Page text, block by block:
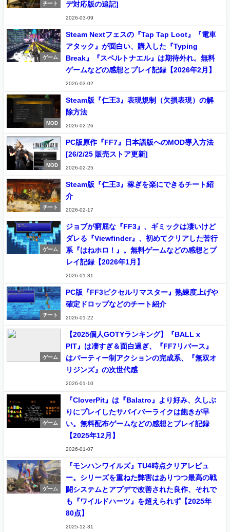
チート
デ対応版の追記]
2026-03-09
ゲーム
Steam Nextフェスの『Tap Tap Loot』『電車
アタック』が面白い、購入した『Typing
Break』『スペルトナエル』は期待外れ。無料
ゲームなどの感想とプレイ記録【2026年2月】
2026-03-02
MOD
Steam版『仁王3』表現規制（欠損表現）の解
除方法
2026-02-26
MOD
PC版原作『FF7』日本語版へのMOD導入方法
[26/2/25 販売ストア更新]
2026-02-25
チート
Steam版『仁王3』稼ぎを楽にできるチート紹
介
2026-02-17
ゲーム
ジョブが窮屈な『FF3』、ギミックは凄いけど
ダレる『Viewfinder』、初めてクリアした苦行
系『はねホロ！』。無料ゲームなどの感想とプ
レイ記録【2026年1月】
2026-01-31
チート
PC版『FF3ピクセルリマスター』熟練度上げや
確定ドロップなどのチート紹介
2026-01-22
ゲーム
【2025個人GOTYランキング】『BALL x
PIT』は凄すぎ＆面白過ぎ、『FF7リバース』
はパーティー制アクションの完成系、『無双オ
リジンズ』の次世代感
2026-01-10
ゲーム
『CloverPit』は『Balatro』より好み、久しぶ
りにプレイしたサバイバーライクは飽きが早
い。無料配布ゲームなどの感想とプレイ記録
【2025年12月】
2026-01-07
ゲーム
『モンハンワイルズ』TU4時点クリアレビュ
ー。シリーズを重ねた弊害はありつつ最高の戦
闘システムとアプデで改善された良作、それで
も『ワイルドハーツ』を超えられず【2025年
80点】
2025-12-31